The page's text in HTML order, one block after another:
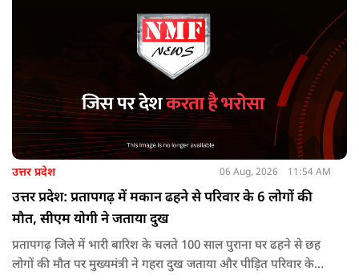
उत्तर प्रदेश 06 Aug, 2026 11:54 AM
उत्तर प्रदेश: प्रतापगढ़ में मकान ढहने से परिवार के 6 लोगों की
मौत, सीएम योगी ने जताया दुख
प्रतापगढ़ जिले में भारी बारिश के चलते 100 साल पुराना घर ढहने से छह
लोगों की मौत पर मुख्यमंत्री ने गहरा दुख जताया और पीड़ित परिवार के